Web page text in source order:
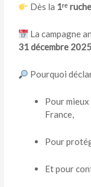
Dès la 1ʳᵉ ruche
La campagne
31 décembre
Pourquoi
Pour
France,
Pour
Et pour